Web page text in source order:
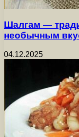
Шалгам —
необычным
04.12.2025